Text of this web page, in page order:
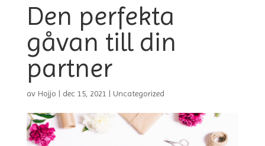
Den perfekta
gåvan till din
partner
av Hojjo | dec 15, 2021 | Uncategorized